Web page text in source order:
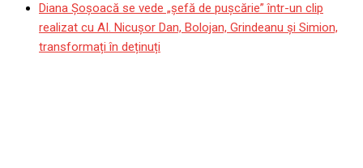
Diana Șoșoacă se vede „șefă de pușcărie” într-un clip
realizat cu AI. Nicușor Dan, Bolojan, Grindeanu și Simion,
transformați în deținuți